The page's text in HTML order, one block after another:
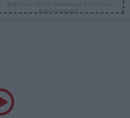
Δομετίου οσίου, Νικάνορος οσίου του
θαυματουργού